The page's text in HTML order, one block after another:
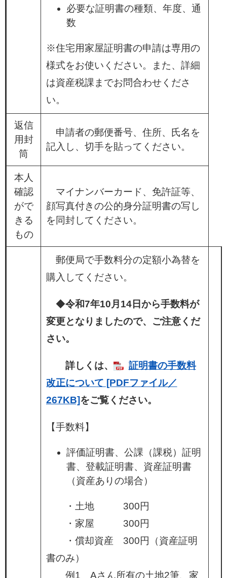
必要な証明書の種類、年度、通
数
※住宅用家屋証明書の申請は専用の
様式をお使いください。また、詳細
は資産税課までお問合わせくださ
い。
返信
用封
筒
申請者の郵便番号、住所、氏名を
記入し、切手を貼ってください。
本人
確認
がで
きる
もの
マイナンバーカード、免許証等、
顔写真付きの公的身分証明書の写し
を同封してください。
郵便局で手数料分の定額小為替を
購入してください。
◆令和7年10月14日から手数料が
変更となりましたので、ご注意くだ
さい。
詳しくは、
証明書の手数料
改正について [PDFファイル／
267KB] をご覧ください。
【手数料】
評価証明書、公課（課税）証明
書、登載証明書、資産証明書
（資産ありの場合）
・土地 300円
・家屋 300円
・償却資産 300円（資産証明
書のみ）
例1 Aさん所有の土地2筆、家